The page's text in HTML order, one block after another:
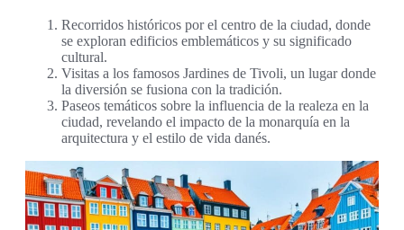
Recorridos históricos por el centro de la ciudad, donde
se exploran edificios emblemáticos y su significado
cultural.
Visitas a los famosos Jardines de Tivoli, un lugar donde
la diversión se fusiona con la tradición.
Paseos temáticos sobre la influencia de la realeza en la
ciudad, revelando el impacto de la monarquía en la
arquitectura y el estilo de vida danés.